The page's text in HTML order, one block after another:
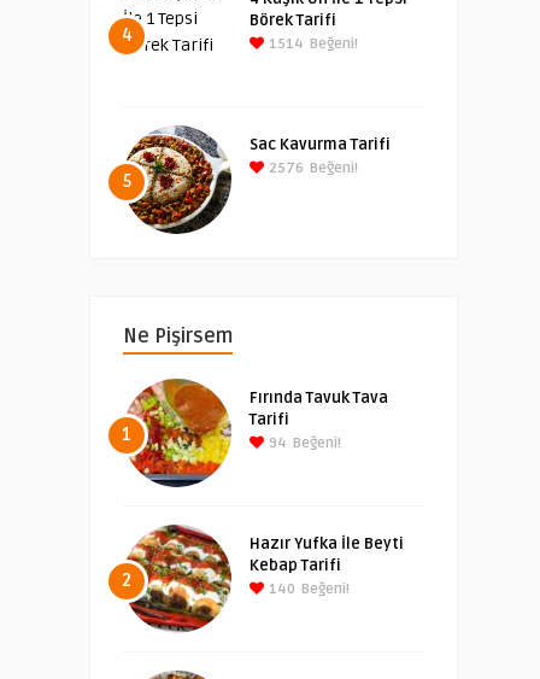
4
Börek Tarifi
1514 Beğeni!
5
Sac Kavurma Tarifi
2576 Beğeni!
Ne Pişirsem
1
Fırında Tavuk Tava
Tarifi
94 Beğeni!
2
Hazır Yufka İle Beyti
Kebap Tarifi
140 Beğeni!